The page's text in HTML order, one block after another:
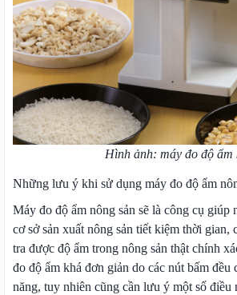
Hình ảnh: máy đo độ ẩm
Những lưu ý khi sử dụng máy đo độ ẩm
Máy đo độ ẩm nông sản sẽ là công cụ giúp
cơ sở sản xuất nông sản tiết kiệm thời gian,
tra được độ ẩm trong nông sản thật chính
đo độ ẩm khá đơn giản do các nút bấm đều
năng, tuy nhiên cũng cần lưu ý một số điều